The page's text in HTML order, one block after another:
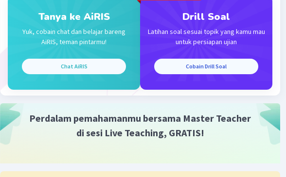
Tanya ke AiRIS
Yuk, cobain chat dan belajar bareng
AiRIS, teman pintarmu!
Chat AiRIS
Drill Soal
Latihan soal sesuai topik yang kamu mau
untuk persiapan ujian
Cobain Drill Soal
Perdalam pemahamanmu bersama Master Teacher
di sesi Live Teaching, GRATIS!